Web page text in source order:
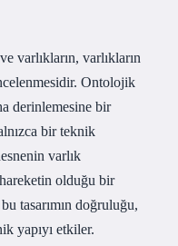
varlıkların, varlıkların
Ontolojik
derinlemesine bir
bir teknik
varlık
olduğu bir
tasarımın doğruluğu,
yapıyı etkiler.